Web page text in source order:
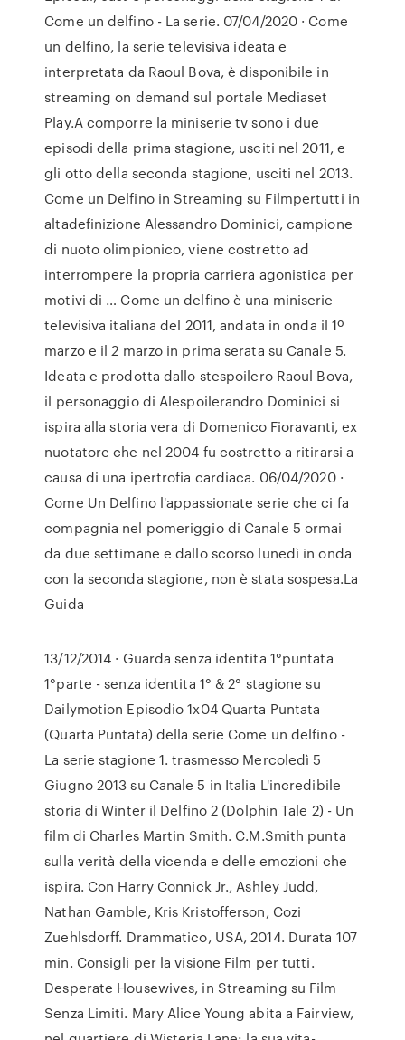
Come un delfino - La serie. 07/04/2020 · Come
un delfino, la serie televisiva ideata e
interpretata da Raoul Bova, è disponibile in
streaming on demand sul portale Mediaset
Play.A comporre la miniserie tv sono i due
episodi della prima stagione, usciti nel 2011, e
gli otto della seconda stagione, usciti nel 2013.
Come un Delfino in Streaming su Filmpertutti in
altadefinizione Alessandro Dominici, campione
di nuoto olimpionico, viene costretto ad
interrompere la propria carriera agonistica per
motivi di … Come un delfino è una miniserie
televisiva italiana del 2011, andata in onda il 1º
marzo e il 2 marzo in prima serata su Canale 5.
Ideata e prodotta dallo stespoilero Raoul Bova,
il personaggio di Alespoilerandro Dominici si
ispira alla storia vera di Domenico Fioravanti, ex
nuotatore che nel 2004 fu costretto a ritirarsi a
causa di una ipertrofia cardiaca. 06/04/2020 ·
Come Un Delfino l'appassionate serie che ci fa
compagnia nel pomeriggio di Canale 5 ormai
da due settimane e dallo scorso lunedì in onda
con la seconda stagione, non è stata sospesa.La
Guida
13/12/2014 · Guarda senza identita 1°puntata
1°parte - senza identita 1° & 2° stagione su
Dailymotion Episodio 1x04 Quarta Puntata
(Quarta Puntata) della serie Come un delfino -
La serie stagione 1. trasmesso Mercoledì 5
Giugno 2013 su Canale 5 in Italia L'incredibile
storia di Winter il Delfino 2 (Dolphin Tale 2) - Un
film di Charles Martin Smith. C.M.Smith punta
sulla verità della vicenda e delle emozioni che
ispira. Con Harry Connick Jr., Ashley Judd,
Nathan Gamble, Kris Kristofferson, Cozi
Zuehlsdorff. Drammatico, USA, 2014. Durata 107
min. Consigli per la visione Film per tutti.
Desperate Housewives, in Streaming su Film
Senza Limiti. Mary Alice Young abita a Fairview,